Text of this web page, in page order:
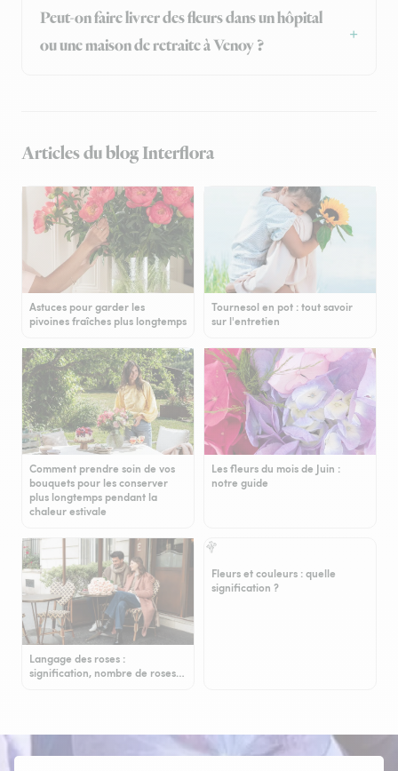
Peut-on faire livrer des fleurs dans un hôpital
ou une maison de retraite à Venoy ?
Articles du blog Interflora
Astuces pour garder les
pivoines fraîches plus longtemps
Tournesol en pot : tout savoir
sur l'entretien
Comment prendre soin de vos
bouquets pour les conserver
plus longtemps pendant la
chaleur estivale
Les fleurs du mois de Juin :
notre guide
Langage des roses :
signification, nombre de roses…
Fleurs et couleurs : quelle
signification ?